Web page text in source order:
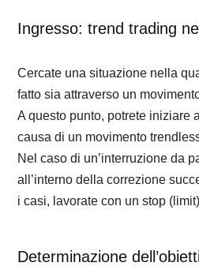
Ingresso: trend trading
Cercate una situazione nella
fatto sia attraverso un
A questo punto, potrete iniziare
causa di un movimento
Nel caso di un’interruzione da
all’interno della correzione
i casi, lavorate con un stop
Determinazione